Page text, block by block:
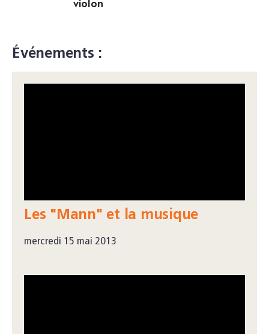
violon
Événements :
Les "Mann" et la musique
mercredi 15 mai 2013